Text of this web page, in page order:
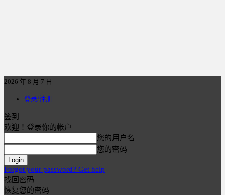
2026 年 8 月 7 日
登录/注册
签到
欢迎！登录你的帐户
您的用户名
您的密码
Forgot your password? Get help
找回密码
恢复您的密码